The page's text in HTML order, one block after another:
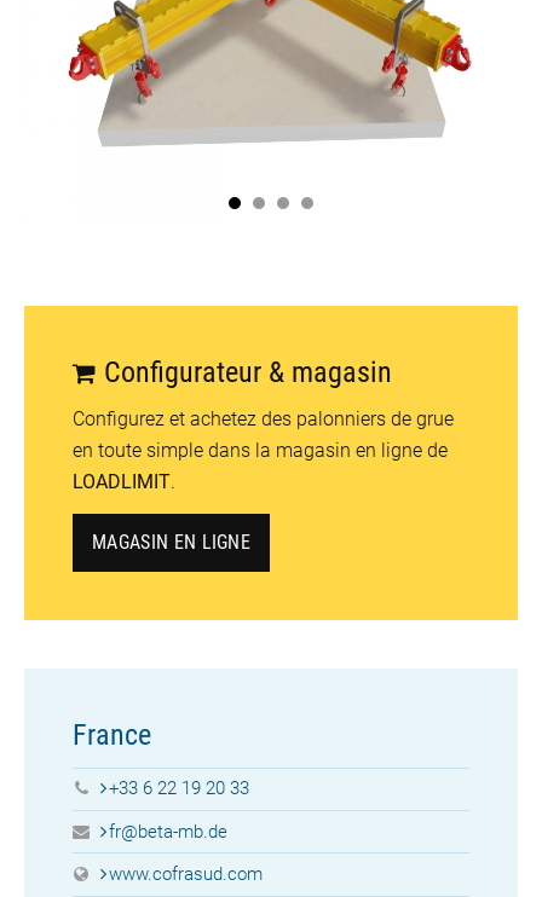
Configurateur & magasin
Configurez et achetez des palonniers de grue
en toute simple dans la magasin en ligne de
LOADLIMIT.
MAGASIN EN LIGNE
France
+33 6 22 19 20 33
fr@beta-mb.de
www.cofrasud.com